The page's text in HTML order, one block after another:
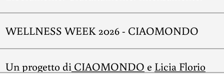
WELLNESS WEEK 2026 - CIAOMONDO
Un progetto di CIAOMONDO e Licia Florio